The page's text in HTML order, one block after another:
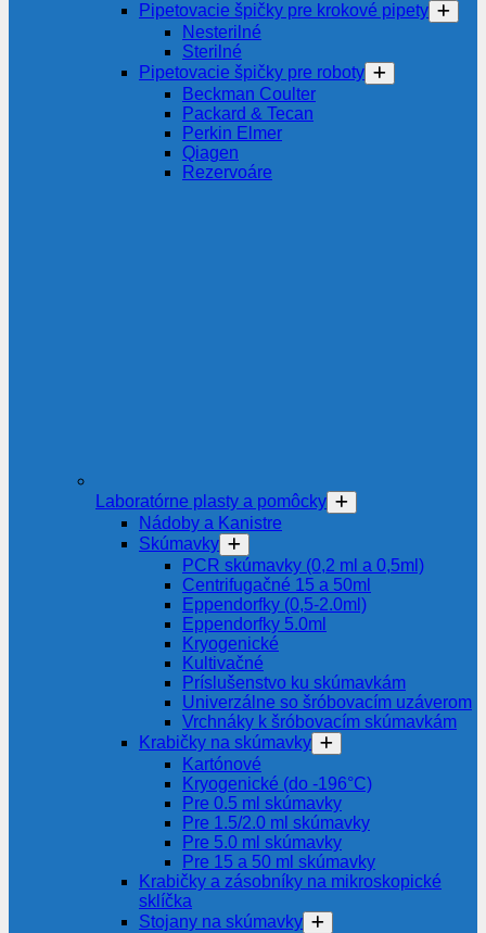
Pipetovacie špičky pre krokové pipety
Nesterilné
Sterilné
Pipetovacie špičky pre roboty
Beckman Coulter
Packard & Tecan
Perkin Elmer
Qiagen
Rezervoáre
Laboratórne plasty a pomôcky
Nádoby a Kanistre
Skúmavky
PCR skúmavky (0,2 ml a 0,5ml)
Centrifugačné 15 a 50ml
Eppendorfky (0,5-2.0ml)
Eppendorfky 5.0ml
Kryogenické
Kultivačné
Príslušenstvo ku skúmavkám
Univerzálne so šróbovacím uzáverom
Vrchnáky k šróbovacím skúmavkám
Krabičky na skúmavky
Kartónové
Kryogenické (do -196°C)
Pre 0.5 ml skúmavky
Pre 1.5/2.0 ml skúmavky
Pre 5.0 ml skúmavky
Pre 15 a 50 ml skúmavky
Krabičky a zásobníky na mikroskopické
sklíčka
Stojany na skúmavky